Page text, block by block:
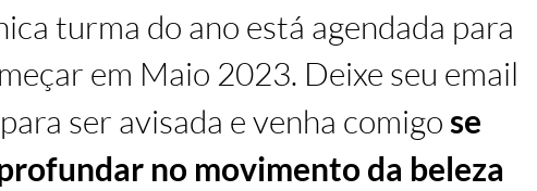
turma do ano está agendada para
em Maio 2023. Deixe seu email
para ser avisada e venha comigose
no movimento da beleza